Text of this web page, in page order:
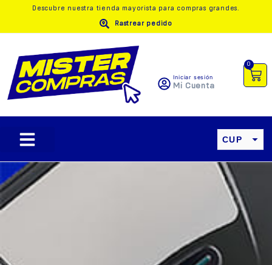
Descubre nuestra tienda mayorista para compras grandes.
Rastrear pedido
Iniciar sesión
Mi Cuenta
0
CUP
USD